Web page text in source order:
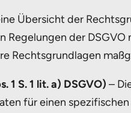
Übersicht der
Regelungen der
Rechtsgrundlagen
1 S. 1 lit. a) DSGVO) –
für einen